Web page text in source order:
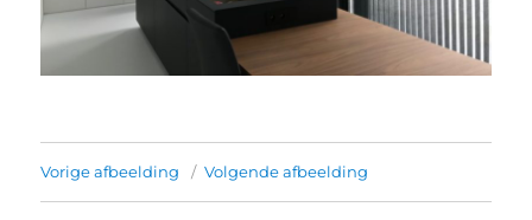
Vorige afbeelding Volgende afbeelding